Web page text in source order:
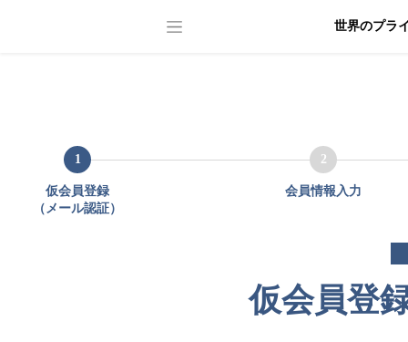
世界のプラ
1
仮会員登録
（メール認証）
2
会員情報入力
仮会員登